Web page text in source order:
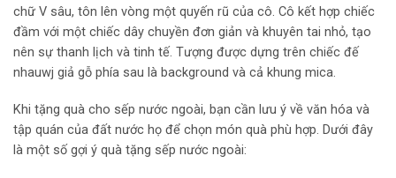
chữ V sâu, tôn lên vòng một quyến rũ của cô. Cô kết hợp chiếc
đầm với một chiếc dây chuyền đơn giản và khuyên tai nhỏ, tạo
nên sự thanh lịch và tinh tế. Tượng được dựng trên chiếc đế
nhauwj giả gỗ phía sau là background và cả khung mica.
Khi tặng quà cho sếp nước ngoài, bạn cần lưu ý về văn hóa và
tập quán của đất nước họ để chọn món quà phù hợp. Dưới đây
là một số gợi ý quà tặng sếp nước ngoài: